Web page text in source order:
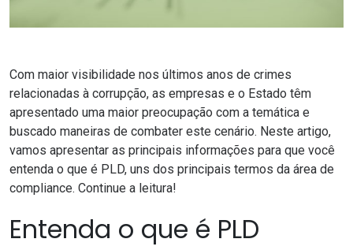
Com maior visibilidade nos últimos anos de crimes
relacionadas à corrupção, as empresas e o Estado têm
apresentado uma maior preocupação com a temática e
buscado maneiras de combater este cenário. Neste artigo,
vamos apresentar as principais informações para que você
entenda o que é PLD, uns dos principais termos da área de
compliance. Continue a leitura!
Entenda o que é PLD